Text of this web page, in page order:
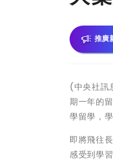
推廣
(中央社訊
期一年的
學留學，
即將飛往
感受到學